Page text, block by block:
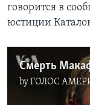
говорится в
юстиции
Смерть
byГОЛОС